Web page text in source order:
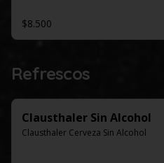
$8.500
Refrescos
Clausthaler Sin Alcohol
Clausthaler Cerveza Sin Alcohol